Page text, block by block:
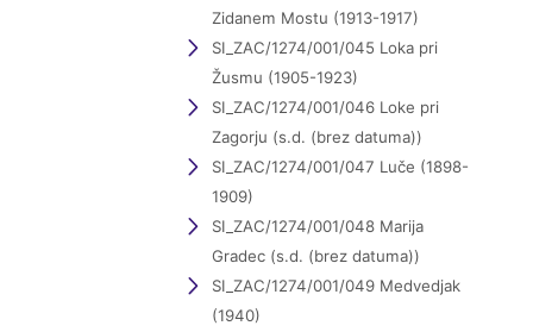
Zidanem Mostu (1913-1917)
SI_ZAC/1274/001/045 Loka pri
Žusmu (1905-1923)
SI_ZAC/1274/001/046 Loke pri
Zagorju (s.d. (brez datuma))
SI_ZAC/1274/001/047 Luče (1898-
1909)
SI_ZAC/1274/001/048 Marija
Gradec (s.d. (brez datuma))
SI_ZAC/1274/001/049 Medvedjak
(1940)